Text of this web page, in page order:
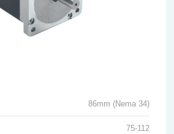
86mm (Nema 34)
75-112